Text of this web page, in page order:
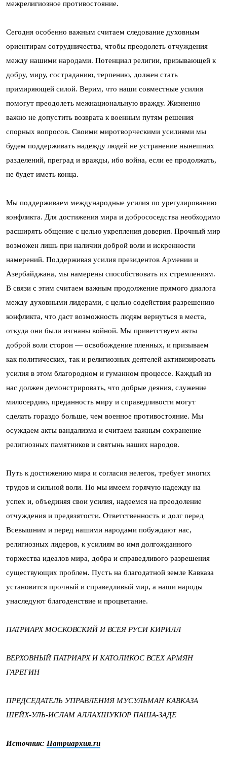
межрелигиозное противостояние.
Сегодня особенно важным считаем следование духовным
ориентирам сотрудничества, чтобы преодолеть отчуждения
между нашими народами. Потенциал религии, призывающей к
добру, миру, состраданию, терпению, должен стать
примиряющей силой. Верим, что наши совместные усилия
помогут преодолеть межнациональную вражду. Жизненно
важно не допустить возврата к военным путям решения
спорных вопросов. Своими миротворческими усилиями мы
будем поддерживать надежду людей не устранение нынешних
разделений, преград и вражды, ибо война, если ее продолжать,
не будет иметь конца.
Мы поддерживаем международные усилия по урегулированию
конфликта. Для достижения мира и добрососедства необходимо
расширять общение с целью укрепления доверия. Прочный мир
возможен лишь при наличии доброй воли и искренности
намерений. Поддерживая усилия президентов Армении и
Азербайджана, мы намерены способствовать их стремлениям.
В связи с этим считаем важным продолжение прямого диалога
между духовными лидерами, с целью содействия разрешению
конфликта, что даст возможность людям вернуться в места,
откуда они были изгнаны войной. Мы приветствуем акты
доброй воли сторон — освобождение пленных, и призываем
как политических, так и религиозных деятелей активизировать
усилия в этом благородном и гуманном процессе. Каждый из
нас должен демонстрировать, что добрые деяния, служение
милосердию, преданность миру и справедливости могут
сделать гораздо больше, чем военное противостояние. Мы
осуждаем акты вандализма и считаем важным сохранение
религиозных памятников и святынь наших народов.
Путь к достижению мира и согласия нелегок, требует многих
трудов и сильной воли. Но мы имеем горячую надежду на
успех и, объединяя свои усилия, надеемся на преодоление
отчуждения и предвзятости. Ответственность и долг перед
Всевышним и перед нашими народами побуждают нас,
религиозных лидеров, к усилиям во имя долгожданного
торжества идеалов мира, добра и справедливого разрешения
существующих проблем. Пусть на благодатной земле Кавказа
установится прочный и справедливый мир, а наши народы
унаследуют благоденствие и процветание.
ПАТРИАРХ МОСКОВСКИЙ И ВСЕЯ РУСИ КИРИЛЛ
ВЕРХОВНЫЙ ПАТРИАРХ И КАТОЛИКОС ВСЕХ АРМЯН
ГАРЕГИН
ПРЕДСЕДАТЕЛЬ УПРАВЛЕНИЯ МУСУЛЬМАН КАВКАЗА
ШЕЙХ-УЛЬ-ИСЛАМ АЛЛАХШУКЮР ПАША-ЗАДЕ
Источник: Патриархия.ru